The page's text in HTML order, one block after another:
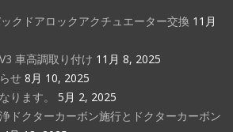
クドアロックアクチュエーター交換 11月
車高調取り付け 11月 8, 2025
せ 8月 10, 2025
ります。
5月 2, 2025
ドクターカーボン施行とドクターカーボン